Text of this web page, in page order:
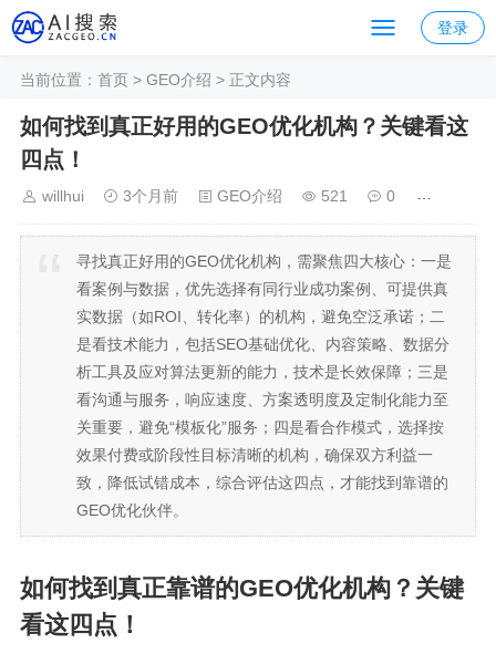
登录
当前位置： 首页 > GEO介绍 > 正文内容
如何找到真正好用的GEO优化机构？关键看这
四点！
willhui 3个月前 GEO介绍 521 0
寻找真正好用的GEO优化机构，需聚焦四大核心：一是
看案例与数据，优先选择有同行业成功案例、可提供真
实数据（如ROI、转化率）的机构，避免空泛承诺；二
是看技术能力，包括SEO基础优化、内容策略、数据分
析工具及应对算法更新的能力，技术是长效保障；三是
看沟通与服务，响应速度、方案透明度及定制化能力至
关重要，避免“模板化”服务；四是看合作模式，选择按
效果付费或阶段性目标清晰的机构，确保双方利益一
致，降低试错成本，综合评估这四点，才能找到靠谱的
GEO优化伙伴。
如何找到真正靠谱的GEO优化机构？关键
看这四点！